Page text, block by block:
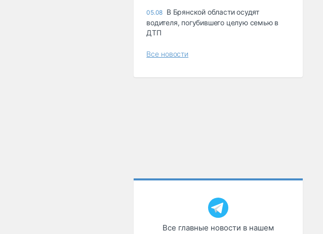
05.08 В Брянской области осудят
водителя, погубившего целую семью в
ДТП
Все новости
Все главные новости в нашем